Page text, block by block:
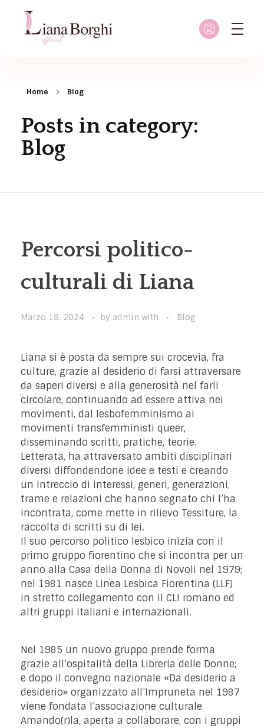
Home Blog
Posts in category:
Blog
Percorsi politico-
culturali di Liana
Marzo 18, 2024 by admin with Blog
Liana si è posta da sempre sui crocevia, fra
culture, grazie al desiderio di farsi attraversare
da saperi diversi e alla generosità nel farli
circolare, continuando ad essere attiva nei
movimenti, dal lesbofemminismo ai
movimenti transfemministi queer,
disseminando scritti, pratiche, teorie.
Letterata, ha attraversato ambiti disciplinari
diversi diffondendone idee e testi e creando
un intreccio di interessi, generi, generazioni,
trame e relazioni che hanno segnato chi l’ha
incontrata, come mette in rilievo Tessiture, la
raccolta di scritti su di lei.
Il suo percorso politico lesbico inizia con il
primo gruppo fiorentino che si incontra per un
anno alla Casa della Donna di Novoli nel 1979;
nel 1981 nasce Linea Lesbica Fiorentina (LLF)
in stretto collegamento con il CLI romano ed
altri gruppi italiani e internazionali.
Nel 1985 un nuovo gruppo prende forma
grazie all’ospitalità della Libreria delle Donne;
e dopo il convegno nazionale «Da desiderio a
desiderio» organizzato all’Impruneta nel 1987
viene fondata l’associazione culturale
Amando(r)la, aperta a collaborare, con i gruppi